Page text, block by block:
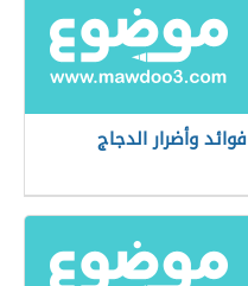
فوائد وأضرار الدجاج